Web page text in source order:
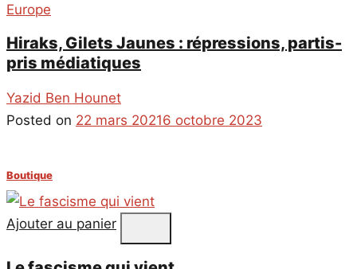
Europe
Hiraks, Gilets Jaunes : répressions, partis-
pris médiatiques
Yazid Ben Hounet
Posted on 22 mars 20216 octobre 2023
Boutique
Ajouter au panier